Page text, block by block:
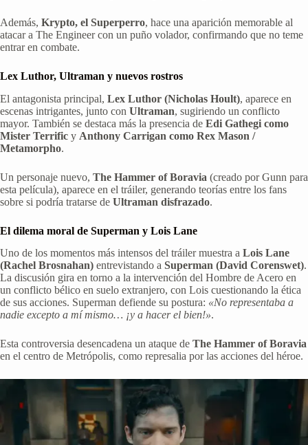
Además, Krypto, el Superperro, hace una aparición memorable al
atacar a The Engineer con un puño volador, confirmando que no teme
entrar en combate.
Lex Luthor, Ultraman y nuevos rostros
El antagonista principal, Lex Luthor (Nicholas Hoult), aparece en
escenas intrigantes, junto con Ultraman, sugiriendo un conflicto
mayor. También se destaca más la presencia de Edi Gathegi como
Mister Terrific y Anthony Carrigan como Rex Mason /
Metamorpho.
Un personaje nuevo, The Hammer of Boravia (creado por Gunn para
esta película), aparece en el tráiler, generando teorías entre los fans
sobre si podría tratarse de Ultraman disfrazado.
El dilema moral de Superman y Lois Lane
Uno de los momentos más intensos del tráiler muestra a Lois Lane
(Rachel Brosnahan) entrevistando a Superman (David Corenswet).
La discusión gira en torno a la intervención del Hombre de Acero en
un conflicto bélico en suelo extranjero, con Lois cuestionando la ética
de sus acciones. Superman defiende su postura: «No representaba a
nadie excepto a mí mismo… ¡y a hacer el bien!».
Esta controversia desencadena un ataque de The Hammer of Boravia
en el centro de Metrópolis, como represalia por las acciones del héroe.